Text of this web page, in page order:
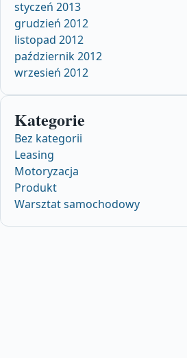
styczeń 2013
grudzień 2012
listopad 2012
październik 2012
wrzesień 2012
Kategorie
Bez kategorii
Leasing
Motoryzacja
Produkt
Warsztat samochodowy